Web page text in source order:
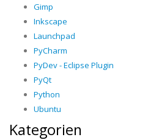
Gimp
Inkscape
Launchpad
PyCharm
PyDev - Eclipse Plugin
PyQt
Python
Ubuntu
Kategorien